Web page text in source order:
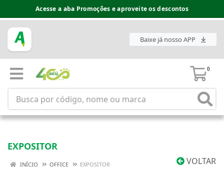
Acesse a aba Promoções e aproveite os descontos
Baixe já nosso APP
0
EXPOSITOR
VOLTAR
INÍCIO OFFICE EXPOSITOR